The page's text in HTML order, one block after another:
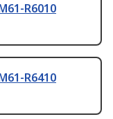
R6010
R6410